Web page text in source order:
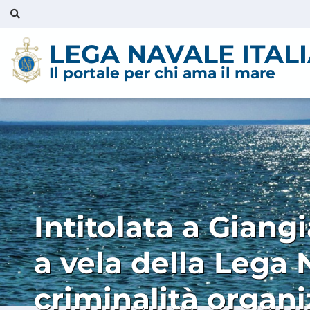
LEGA NAVALE
Il portale per chi ama il mare
Intitolata a
a vela della Lega
criminalità